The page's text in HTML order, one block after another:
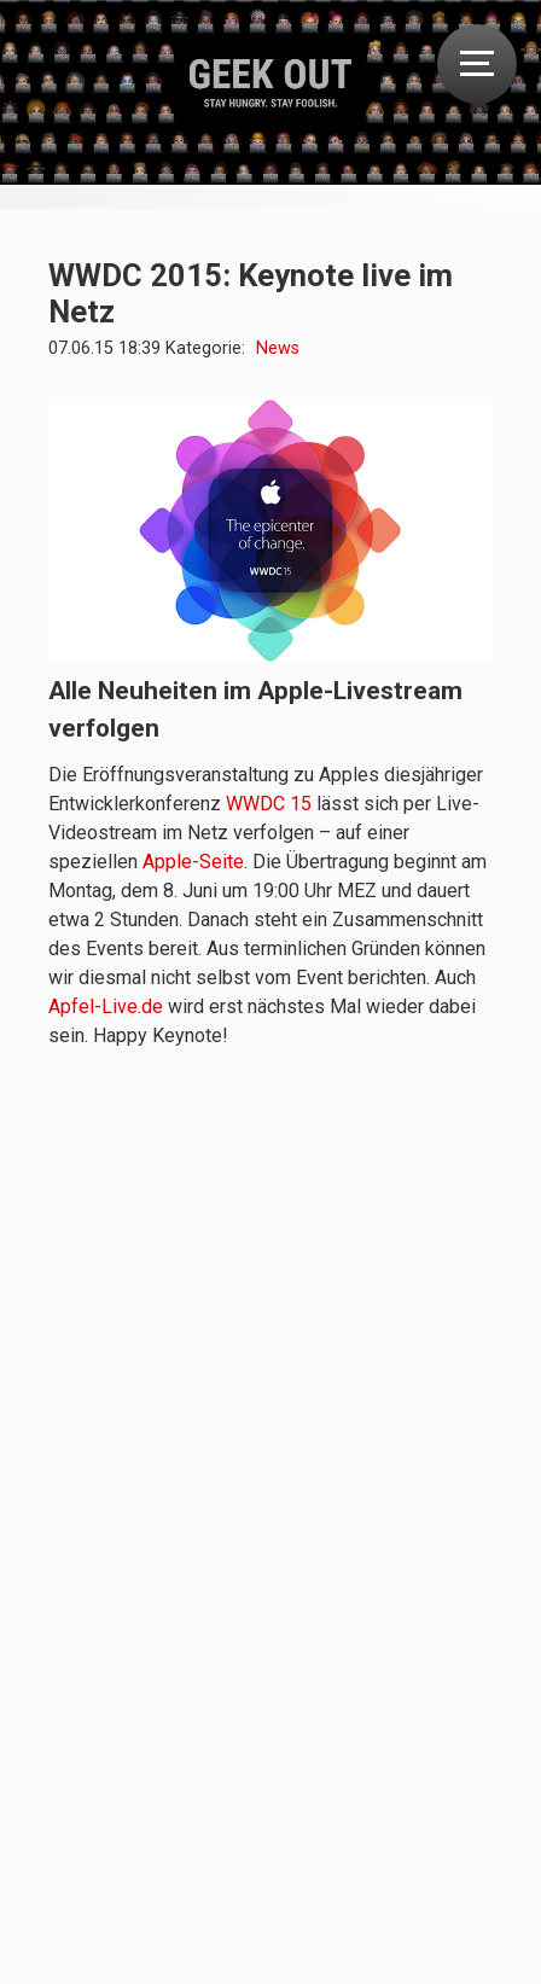
WWDC 2015: Keynote live im
Netz
07.06.15 18:39 Kategorie: News
Alle Neuheiten im Apple-Livestream
verfolgen
Die Eröffnungsveranstaltung zu Apples diesjähriger
Entwicklerkonferenz WWDC 15 lässt sich per Live-
Videostream im Netz verfolgen – auf einer
speziellen Apple-Seite. Die Übertragung beginnt am
Montag, dem 8. Juni um 19:00 Uhr MEZ und dauert
etwa 2 Stunden. Danach steht ein Zusammenschnitt
des Events bereit. Aus terminlichen Gründen können
wir diesmal nicht selbst vom Event berichten. Auch
Apfel-Live.de wird erst nächstes Mal wieder dabei
sein. Happy Keynote!